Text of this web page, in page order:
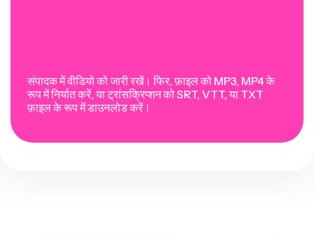
संपादक में वीडियो को जारी रखें। फिर, फ़ाइल को MP3, MP4 के
रूप में निर्यात करें, या ट्रांसक्रिप्शन को SRT, VTT, या TXT
फ़ाइल के रूप में डाउनलोड करें।